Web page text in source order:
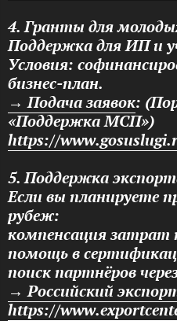
4. Гранты для
Поддержка для ИП и
Условия:
бизнес-план.
→ Подача заявок:
«Поддержка МСП»)
https://
5. Поддержка
Если вы планируете
рубеж:
компенсация затрат
помощь в
поиск партнёров
→ Российский
https://